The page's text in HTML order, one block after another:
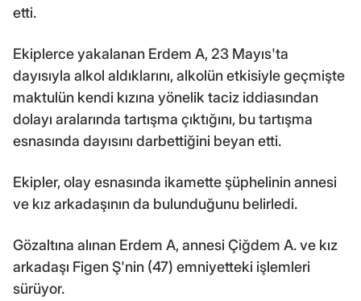
etti.
Ekiplerce yakalanan Erdem A, 23 Mayıs'ta
dayısıyla alkol aldıklarını, alkolün etkisiyle geçmişte
maktulün kendi kızına yönelik taciz iddiasından
dolayı aralarında tartışma çıktığını, bu tartışma
esnasında dayısını darbettiğini beyan etti.
Ekipler, olay esnasında ikamette şüphelinin annesi
ve kız arkadaşının da bulunduğunu belirledi.
Gözaltına alınan Erdem A, annesi Çiğdem A. ve kız
arkadaşı Figen Ş'nin (47) emniyetteki işlemleri
sürüyor.